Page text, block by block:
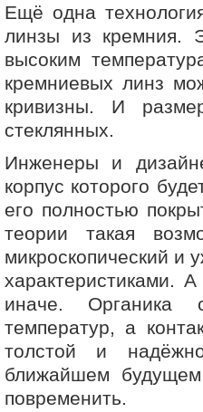
Ещё одна
линзы из кремния.
высоким
кремниевых линз
кривизны. И
стеклянных.
Инженеры и
корпус которого
его полностью
теории такая
микроскопический и
характеристиками.
иначе. Органика
температур, а
толстой и
ближайшем
повременить.